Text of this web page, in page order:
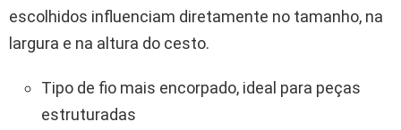
escolhidos influenciam diretamente no tamanho, na
largura e na altura do cesto.
Tipo de fio mais encorpado, ideal para peças
estruturadas